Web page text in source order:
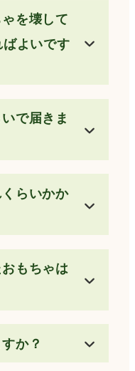
を壊して
よいです
で届きま
らいかか
もちゃは
か？